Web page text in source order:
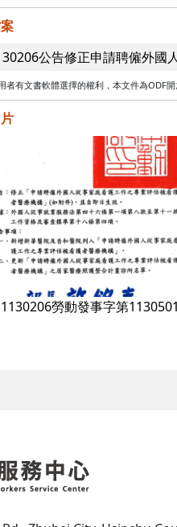
公告修正申請聘僱外國
者有文書軟體選擇的權利，本文件為
勞動發事字第